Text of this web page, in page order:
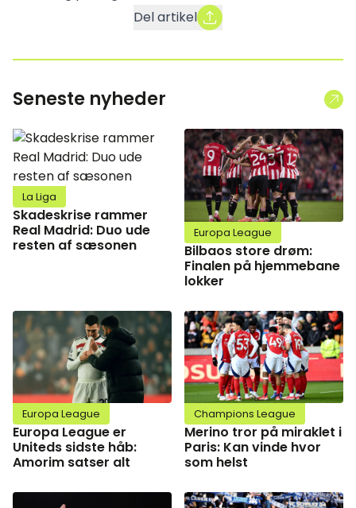
Del artikel
Seneste nyheder
La Liga
Skadeskrise rammer
Real Madrid: Duo ude
resten af sæsonen
Europa League
Bilbaos store drøm:
Finalen på hjemmebane
lokker
Europa League
Europa League er
Uniteds sidste håb:
Amorim satser alt
Champions League
Merino tror på miraklet i
Paris: Kan vinde hvor
som helst